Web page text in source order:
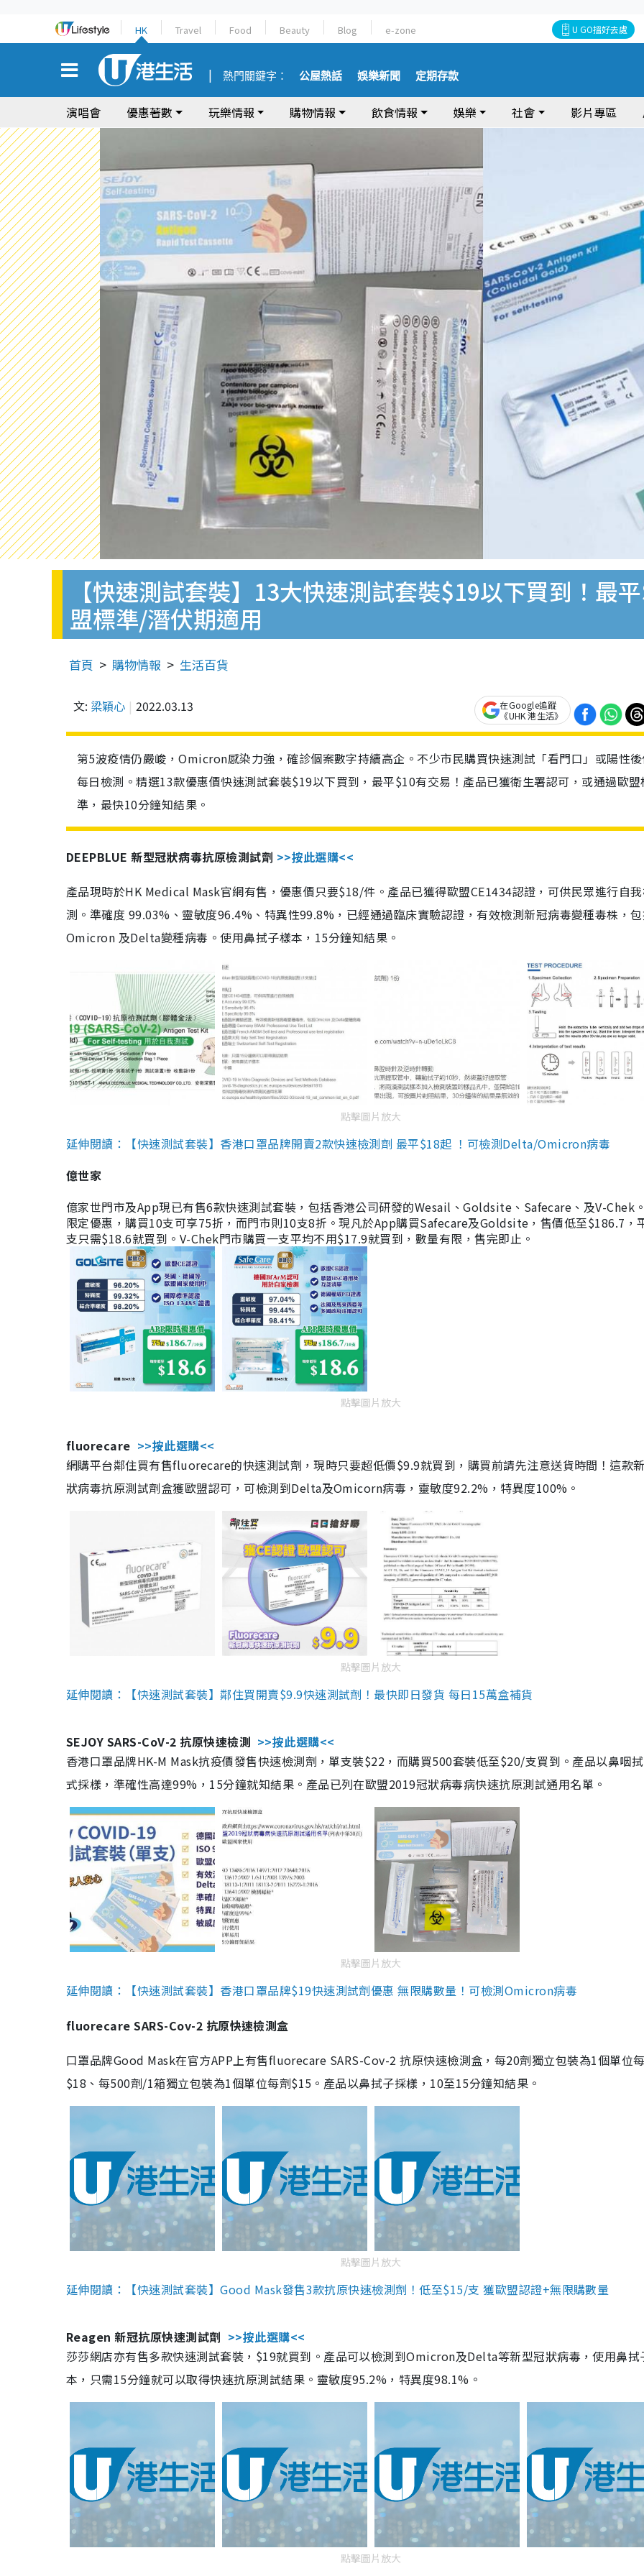
HK Travel Food Beauty Blog e-zone U GO搵好去處
熱門關鍵字： 公屋熱話 娛樂新聞 定期存款
演唱會 優惠著數 玩樂情報 購物情報 飲食情報 娛樂 社會 影片專區
【快速測試套裝】13大快速測試套裝$19以下買到！最
盟標準/潛伏期適用
首頁 購物情報 生活百貨
文: 梁穎心 2022.03.13
在Google追蹤
《UHK 港生活》
第5波疫情仍嚴峻，Omicron感染力強，確診個案數字持續高企。不少市民購買快速測試「看門口」或陽性
每日檢測。精選13款優惠價快速測試套裝$19以下買到，最平$10有交易！產品已獲衛生署認可，或通過歐盟
準，最快10分鐘知結果。
DEEPBLUE 新型冠狀病毒抗原檢測試劑 >>按此選購<<
產品現時於HK Medical Mask官網有售，優惠價只要$18/件。產品已獲得歐盟CE1434認證，可供民眾進行自
測。準確度 99.03%、靈敏度96.4%、特異性99.8%，已經通過臨床實驗認證，有效檢測新冠病毒變種毒株，
Omicron 及Delta變種病毒。使用鼻拭子樣本，15分鐘知結果。
點擊圖片放大
延伸閱讀：【快速測試套裝】香港口罩品牌開賣2款快速檢測劑 最平$18起 ！可檢測Delta/Omicron病毒
億世家
億家世門市及App現已有售6款快速測試套裝，包括香港公司研發的Wesail、Goldsite、Safecare、及V-Chek
限定優惠，購買10支可享75折，而門市則10支8折。現凡於App購買Safecare及Goldsite，售價低至$186.7，
支只需$18.6就買到。V-Chek門市購買一支平均不用$17.9就買到，數量有限，售完即止。
點擊圖片放大
fluorecare >>按此選購<<
網購平台鄰住買有售fluorecare的快速測試劑，現時只要超低價$9.9就買到，購買前請先注意送貨時間！這款
狀病毒抗原測試劑盒獲歐盟認可，可檢測到Delta及Omicorn病毒，靈敏度92.2%，特異度100%。
點擊圖片放大
延伸閱讀：【快速測試套裝】鄰住買開賣$9.9快速測試劑！最快即日發貨 每日15萬盒補貨
SEJOY SARS-CoV-2 抗原快速檢測 >>按此選購<<
香港口罩品牌HK-M Mask抗疫價發售快速檢測劑，單支裝$22，而購買500套裝低至$20/支買到。產品以鼻咽
式採樣，準確性高達99%，15分鐘就知結果。產品已列在歐盟2019冠狀病毒病快速抗原測試通用名單。
點擊圖片放大
延伸閱讀：【快速測試套裝】香港口罩品牌$19快速測試劑優惠 無限購數量！可檢測Omicron病毒
fluorecare SARS-Cov-2 抗原快速檢測盒
口罩品牌Good Mask在官方APP上有售fluorecare SARS-Cov-2 抗原快速檢測盒，每20劑獨立包裝為1個單位
$18、每500劑/1箱獨立包裝為1個單位每劑$15。產品以鼻拭子採樣，10至15分鐘知結果。
點擊圖片放大
延伸閱讀：【快速測試套裝】Good Mask發售3款抗原快速檢測劑！低至$15/支 獲歐盟認證+無限購數量
Reagen 新冠抗原快速測試劑 >>按此選購<<
莎莎網店亦有售多款快速測試套裝，$19就買到。產品可以檢測到Omicron及Delta等新型冠狀病毒，使用鼻拭
本，只需15分鐘就可以取得快速抗原測試結果。靈敏度95.2%，特異度98.1%。
點擊圖片放大